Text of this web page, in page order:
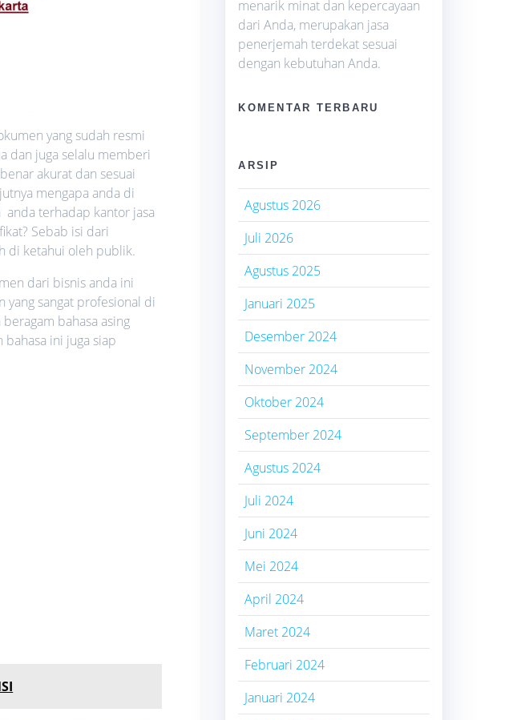
yang sudah resmi
dan juga selalu memberi
akurat dan sesuai
mengapa anda di
terhadap kantor jasa
Sebab isi dari
di ketahui oleh publik.
dari bisnis anda ini
yang sangat profesional di
bahasa asing
ini juga siap
menarik minat dan kepercayaan
dari Anda, merupakan jasa
penerjemah terdekat sesuai
dengan kebutuhan Anda.
KOMENTAR TERBARU
ARSIP
Agustus 2026
Juli 2026
Agustus 2025
Januari 2025
Desember 2024
November 2024
Oktober 2024
September 2024
Agustus 2024
Juli 2024
Juni 2024
Mei 2024
April 2024
Maret 2024
Februari 2024
Januari 2024